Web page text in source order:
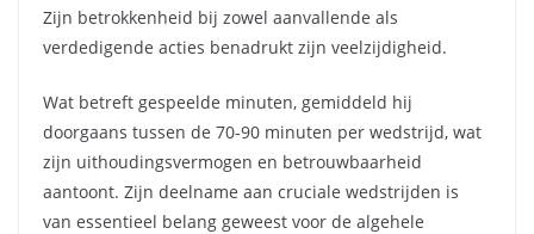
Zijn betrokkenheid bij zowel aanvallende als
verdedigende acties benadrukt zijn veelzijdigheid.
Wat betreft gespeelde minuten, gemiddeld hij
doorgaans tussen de 70-90 minuten per wedstrijd, wat
zijn uithoudingsvermogen en betrouwbaarheid
aantoont. Zijn deelname aan cruciale wedstrijden is
van essentieel belang geweest voor de algehele